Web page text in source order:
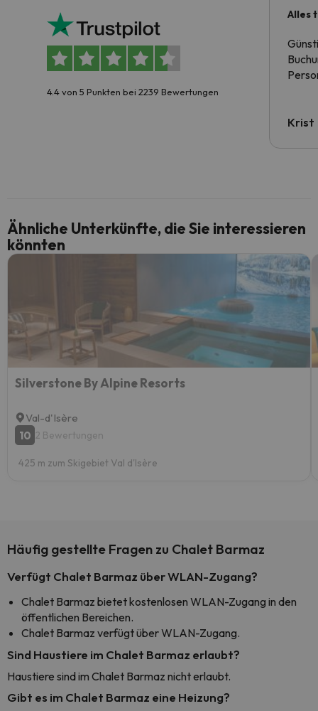
4.4 von 5 Punkten bei 2239 Bewertungen
Alles
Krist
Ähnliche Unterkünfte, die Sie interessieren
könnten
Silverstone By Alpine Resorts
Val-d'Isère
10 2 Bewertungen
425 m zum Skigebiet Val d'Isère
Häufig gestellte Fragen zu Chalet Barmaz
Verfügt Chalet Barmaz über WLAN-Zugang?
Chalet Barmaz bietet kostenlosen WLAN-Zugang in den
öffentlichen Bereichen.
Chalet Barmaz verfügt über WLAN-Zugang.
Sind Haustiere im Chalet Barmaz erlaubt?
Haustiere sind im Chalet Barmaz nicht erlaubt.
Gibt es im Chalet Barmaz eine Heizung?